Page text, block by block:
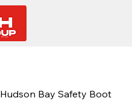
Hudson Bay Safety Boot